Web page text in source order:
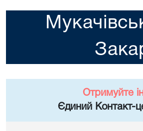
Отримуйте
Єдиний Контакт-